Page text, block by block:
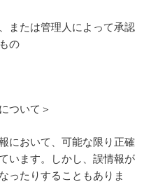
または管理人によって承認
の
ついて＞
において、可能な限り正確
います。しかし、誤情報が
ったりすることもありま